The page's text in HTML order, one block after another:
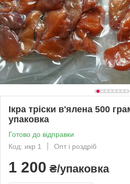
Ікра тріски в'ялена 500
упаковка
Готово до відправки
Код: икр 1
Опт і роздріб
1 200 ₴/упаковка